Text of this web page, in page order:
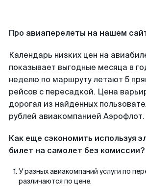
Про авиаперелеты на нашем
Календарь низких цен на
показывает выгодные месяца в
неделю по маршруту летают 5
рейсов с пересадкой. Цена
дорогая из найденных
рублей авиакомпанией Аэрофлот.
Как еще сэкономить используя
билет на самолет без комиссии?
У разных авиакомпаний услуги по
различаются по цене.